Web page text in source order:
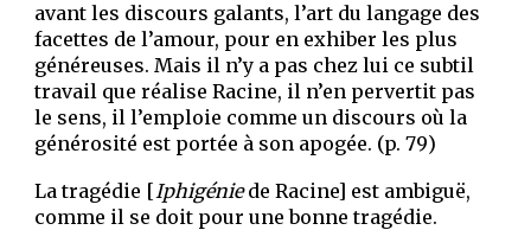
avant les discours galants, l’art du langage des
facettes de l’amour, pour en exhiber les plus
généreuses. Mais il n’y a pas chez lui ce subtil
travail que réalise Racine, il n’en pervertit pas
le sens, il l’emploie comme un discours où la
générosité est portée à son apogée. (p.79)
La tragédie [Iphigéniede Racine] est ambiguë,
comme il se doit pour une bonne tragédie.